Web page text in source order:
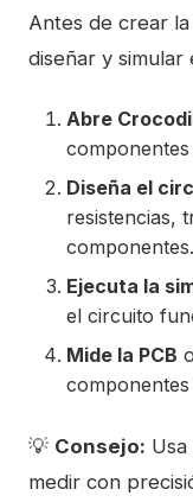
Antes de crear
diseñar y simular
Abre
Diseña el
resistencias,
componentes.
Ejecuta la
el circuito
Mide la PCB
💡 Consejo:
medir con